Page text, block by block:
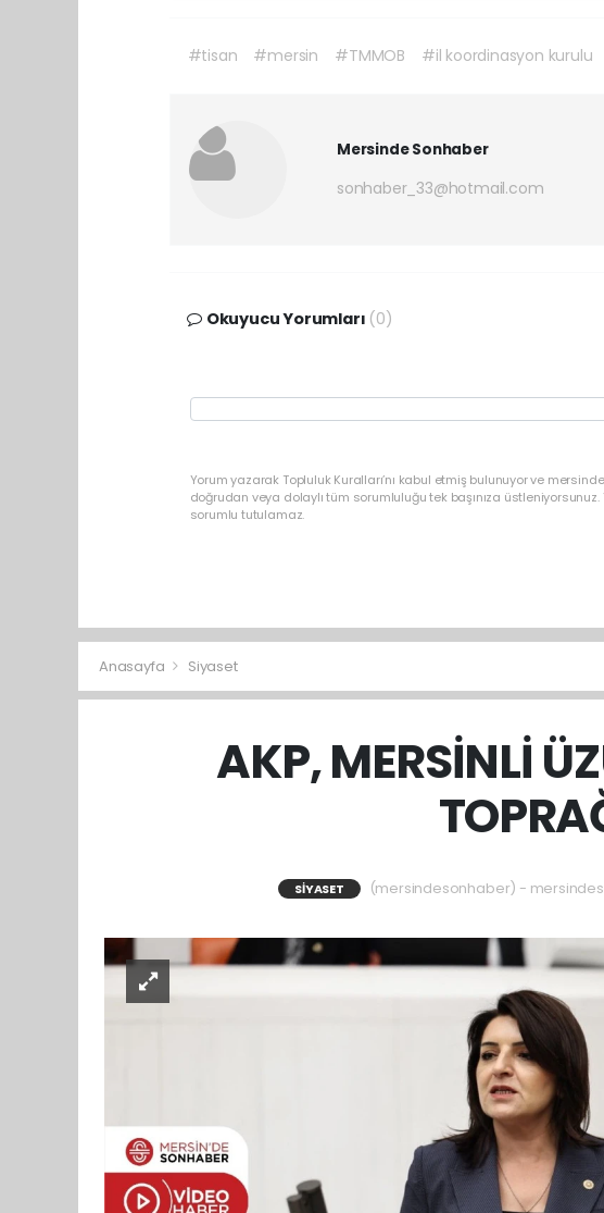
#tisan #mersin #TMMOB #il koordinasyon kurulu
Mersinde Sonhaber
sonhaber_33@hotmail.com
Okuyucu Yorumları (0)
Yorum yazarak Topluluk Kuralları’nı kabul etmiş bulunuyor ve
doğrudan veya dolaylı tüm sorumluluğu tek başınıza
sorumlu tutulamaz.
Anasayfa Siyaset
AKP, MERSİNLİ
SIYASET (mersindesonhaber) -